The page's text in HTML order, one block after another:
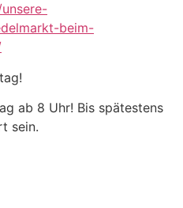
beim-
ab 8 Uhr! Bis spätestens
sein.